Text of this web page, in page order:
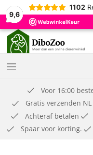
9,6
1102
Voor 16:00
Gratis verzenden
Achteraf betalen
Spaar voor korting.